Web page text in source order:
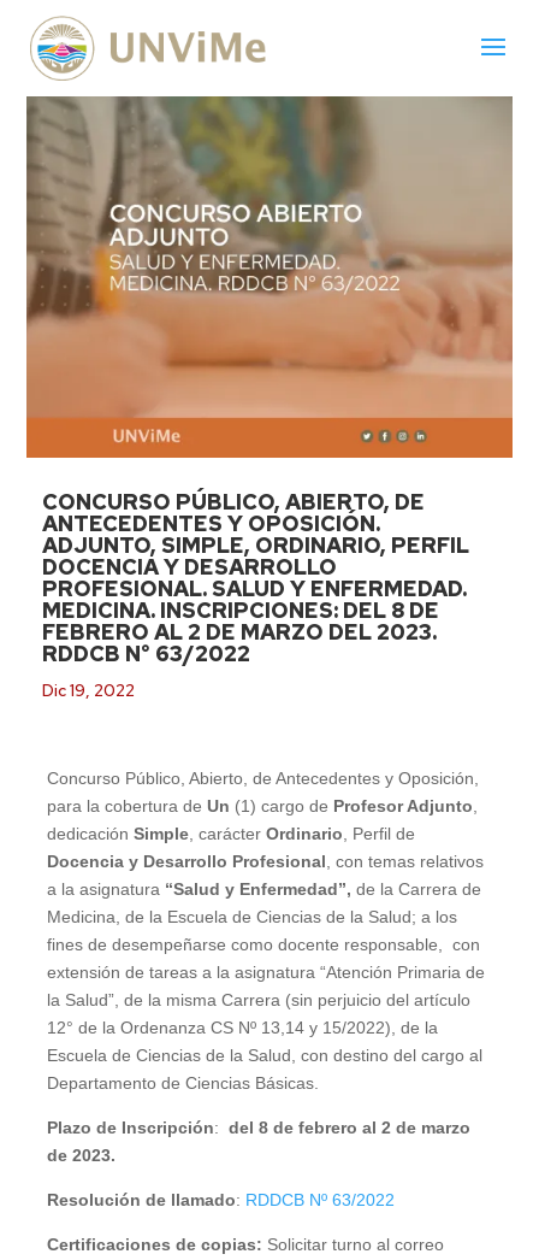
CONCURSO PÚBLICO, ABIERTO, DE
ANTECEDENTES Y OPOSICIÓN.
ADJUNTO, SIMPLE, ORDINARIO, PERFIL
DOCENCIA Y DESARROLLO
PROFESIONAL. SALUD Y ENFERMEDAD.
MEDICINA. INSCRIPCIONES: DEL 8 DE
FEBRERO AL 2 DE MARZO DEL 2023.
RDDCB N° 63/2022
Dic 19, 2022
Concurso Público, Abierto, de Antecedentes y Oposición,
para la cobertura de Un (1) cargo de Profesor Adjunto
dedicación Simple, carácter Ordinario , Perfil de
Docencia y Desarrollo Profesional , con temas relativos
a la asignatura “Salud y Enfermedad”, de la Carrera de
Medicina, de la Escuela de Ciencias de la Salud; a los
fines de desempeñarse como docente responsable, con
extensión de tareas a la asignatura “Atención Primaria de
la Salud”, de la misma Carrera (sin perjuicio del artículo
12° de la Ordenanza CS Nº 13,14 y 15/2022), de la
Escuela de Ciencias de la Salud, con destino del cargo al
Departamento de Ciencias Básicas.
Plazo de Inscripción: del 8 de febrero al 2 de marzo
de 2023.
Resolución de llamado: RDDCB Nº 63/2022
Certificaciones de copias: Solicitar turno al correo